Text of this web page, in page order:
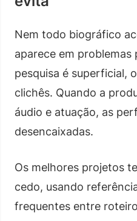
Nem todo biográfico
aparece em problemas
pesquisa é superficial,
clichês. Quando a
áudio e atuação, as
desencaixadas.
Os melhores projetos
cedo, usando
frequentes entre